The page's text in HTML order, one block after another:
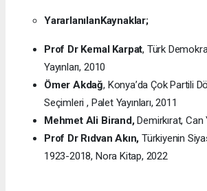
YararlanılanKaynaklar;
Prof Dr Kemal Karpat, Türk
Yayınları, 2010
Ömer Akdağ, Konya’da Çok Partili
Seçimleri , Palet Yayınları, 2011
Mehmet Ali Birand,Demirkırat, Can
Prof Dr Rıdvan Akın, Türkiyenin
1923-2018, Nora Kitap, 2022